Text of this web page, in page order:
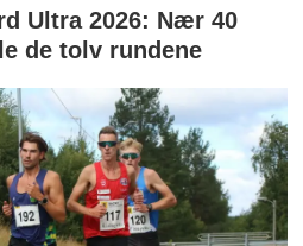
Ultra 2026: Nær 40
de tolv rundene